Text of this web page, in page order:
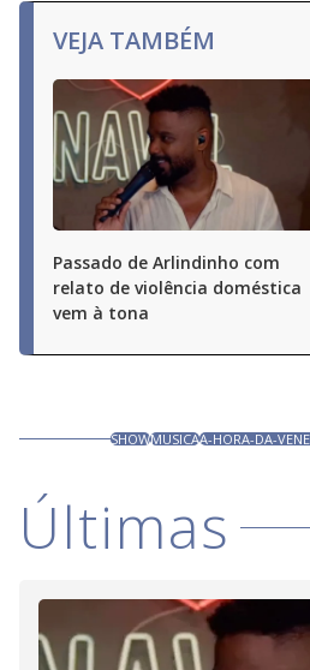
VEJA TAMBÉM
Passado de Arlindinho com
relato de violência doméstica
vem à tona
SHOWMUSICAA-HORA-DA-
Últimas